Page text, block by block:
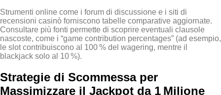
Strumenti online come i forum di discussione e i siti di
recensioni casinò forniscono tabelle comparative aggiornate.
Consultare più fonti permette di scoprire eventuali clausole
nascoste, come i “game contribution percentages” (ad esempio,
le slot contribuiscono al 100 % del wagering, mentre il
blackjack solo al 10 %).
Strategie di Scommessa per
Massimizzare il Jackpot da 1 Milione